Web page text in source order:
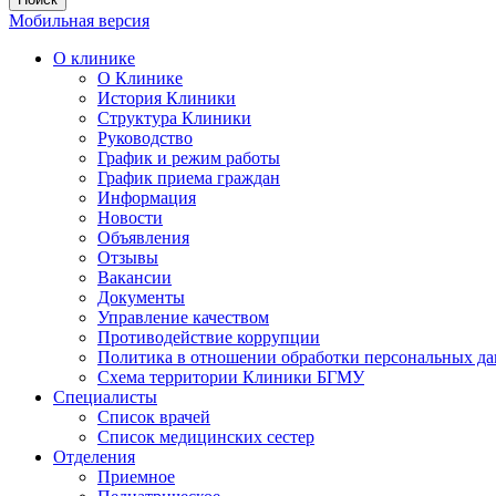
Мобильная версия
О клинике
О Клинике
История Клиники
Структура Клиники
Руководство
График и режим работы
График приема граждан
Информация
Новости
Объявления
Отзывы
Вакансии
Документы
Управление качеством
Противодействие коррупции
Политика в отношении обработки персональных
Схема территории Клиники БГМУ
Специалисты
Список врачей
Список медицинских сестер
Отделения
Приемное